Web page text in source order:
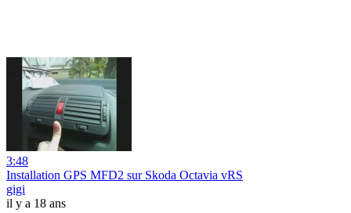
3:48
Installation GPS MFD2 sur Skoda Octavia vRS
gigi
il y a 18 ans